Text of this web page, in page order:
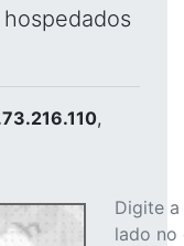
,
Digite
lado no